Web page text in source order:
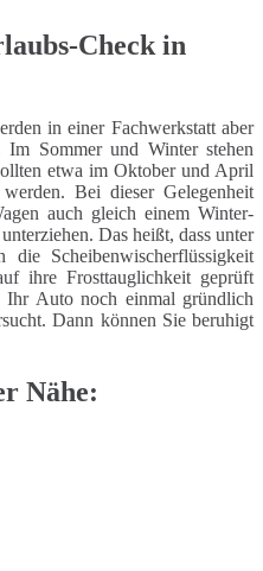
Check in
in einer Fachwerkstatt aber
Im Sommer und Winter stehen
etwa im Oktober und April
Bei dieser Gelegenheit
auch gleich einem Winter-
Das heißt, dass unter
Scheibenwischerflüssigkeit
ihre Frosttauglichkeit geprüft
Ihr Auto noch einmal gründlich
Dann können Sie beruhigt
Nähe: